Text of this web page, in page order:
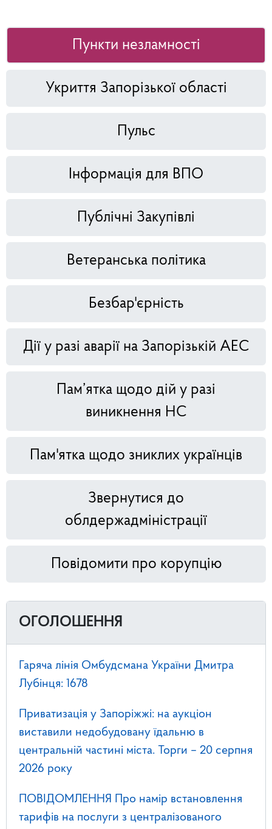
Пункти незламності
Укриття Запорізької області
Пульс
Інформація для ВПО
Публічні Закупівлі
Ветеранська політика
Безбар'єрність
Дії у разі аварії на Запорізькій АЕС
Пам’ятка щодо дій у разі
виникнення НС
Пам'ятка щодо зниклих українців
Звернутися до
облдержадміністрації
Повідомити про корупцію
ОГОЛОШЕННЯ
Гаряча лінія Омбудсмана України Дмитра
Лубінця: 1678
Приватизація у Запоріжжі: на аукціон
виставили недобудовану їдальню в
центральній частині міста. Торги – 20 серпня
2026 року
ПОВІДОМЛЕННЯ Про намір встановлення
тарифів на послуги з централізованого